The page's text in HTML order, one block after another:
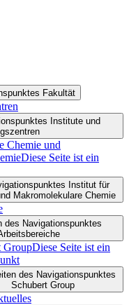
Fakultät
Institute und
Chemie und
Diese Seite ist ein
Institut für
Makromolekulare Chemie
des Navigationspunktes
GroupDiese Seite ist ein
des Navigationspunktes
Schubert Group